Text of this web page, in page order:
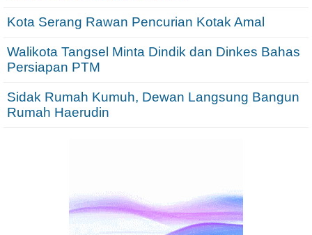
Kota Serang Rawan Pencurian Kotak Amal
Walikota Tangsel Minta Dindik dan Dinkes Bahas
Persiapan PTM
Sidak Rumah Kumuh, Dewan Langsung Bangun
Rumah Haerudin